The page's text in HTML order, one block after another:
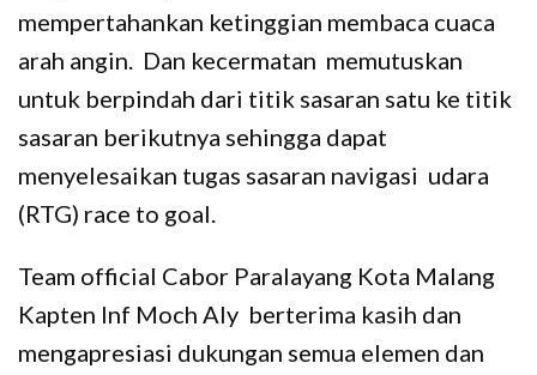
mempertahankan ketinggian membaca cuaca
arah angin. Dan kecermatan memutuskan
untuk berpindah dari titik sasaran satu ke titik
sasaran berikutnya sehingga dapat
menyelesaikan tugas sasaran navigasi udara
(RTG) race to goal.
Team official Cabor Paralayang Kota Malang
Kapten Inf Moch Aly berterima kasih dan
mengapresiasi dukungan semua elemen dan